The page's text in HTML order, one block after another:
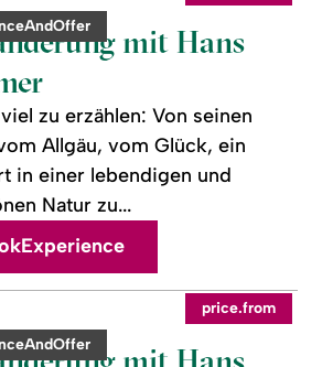
mit Hans
zu erzählen: Von seinen
Allgäu, vom Glück, ein
in einer lebendigen und
Natur zu...
price.from